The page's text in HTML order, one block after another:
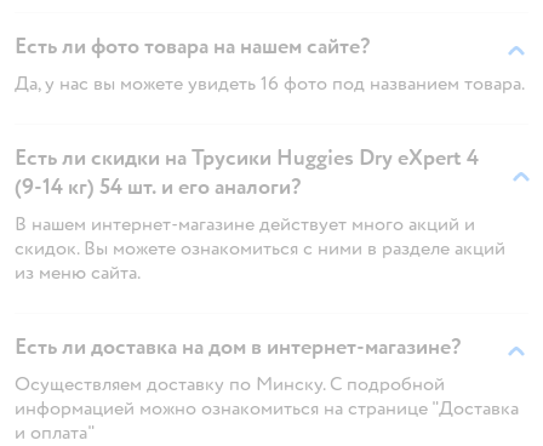
Есть ли фото товара на нашем сайте?
Да, у нас вы можете увидеть 16 фото под названием товара.
Есть ли скидки на Трусики Huggies Dry eXpert 4
(9-14 кг) 54 шт. и его аналоги?
В нашем интернет-магазине действует много акций и
скидок. Вы можете ознакомиться с ними в разделе акций
из меню сайта.
Есть ли доставка на дом в интернет-магазине?
Осуществляем доставку по Минску. С подробной
информацией можно ознакомиться на странице "Доставка
и оплата"